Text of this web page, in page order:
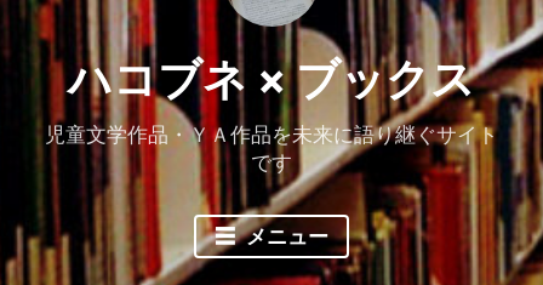
ハコブネ × ブックス
児童文学作品・ＹＡ作品を未来に語り継ぐサイト
です
メニュー